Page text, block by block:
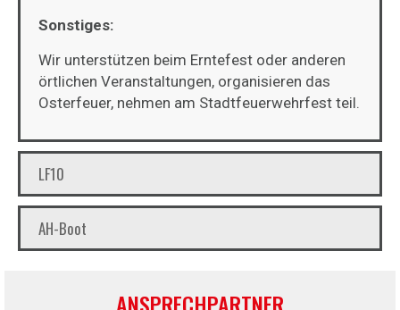
Sonstiges:
Wir unterstützen beim Erntefest oder anderen
örtlichen Veranstaltungen, organisieren das
Osterfeuer, nehmen am Stadtfeuerwehrfest teil.
LF10
AH-Boot
ANSPRECHPARTNER